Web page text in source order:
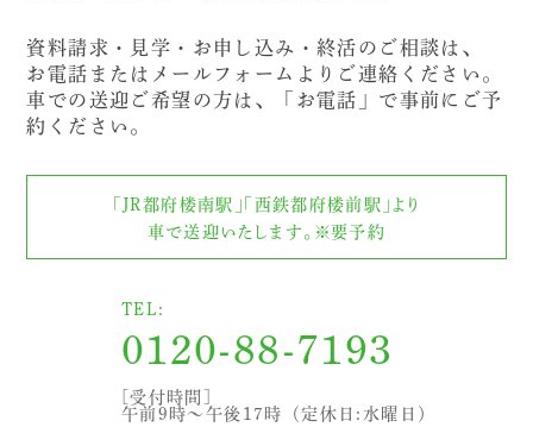
資料請求・見学・お申し込み・終活のご相談は、
お電話またはメールフォームよりご連絡ください。
車での送迎ご希望の方は、「お電話」で事前にご予
約ください。
「JR都府楼南駅」「西鉄都府楼前駅」より
車で送迎いたします。※要予約
TEL:
0120-88-7193
[受付時間]
午前9時～午後17時（定休日:水曜日）